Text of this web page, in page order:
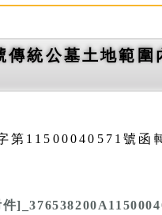
統公墓土地範
第11500040571號函